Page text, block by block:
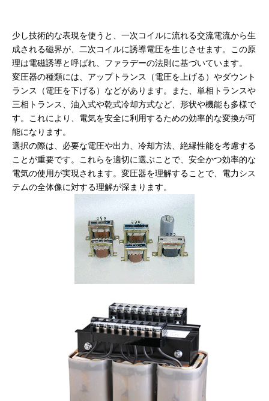
少し技術的な表現を使うと、一次コイルに流れる交流電流から生
成される磁界が、二次コイルに誘導電圧を生じさせます。この原
理は電磁誘導と呼ばれ、ファラデーの法則に基づいています。
変圧器の種類には、アップトランス（電圧を上げる）やダウント
ランス（電圧を下げる）などがあります。また、単相トランスや
三相トランス、油入式や乾式冷却方式など、形状や機能も多様で
す。これにより、電気を安全に利用するための効率的な変換が可
能になります。
選択の際は、必要な電圧や出力、冷却方法、絶縁性能を考慮する
ことが重要です。これらを適切に選ぶことで、安全かつ効率的な
電気の使用が実現されます。変圧器を理解することで、電力シス
テムの全体像に対する理解が深まります。